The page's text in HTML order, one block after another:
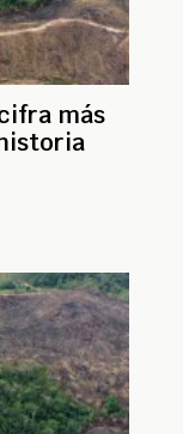
más